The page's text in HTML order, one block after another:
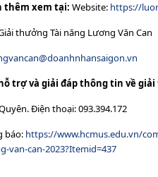
thêm xem tại: Website: https://
thưởng Tài năng Lương Văn Can
trợ và giải đáp thông tin về
Điện thoại: 093.394.172
báo: https://www.hcmus.edu.vn/
van-can-2023?Itemid=437